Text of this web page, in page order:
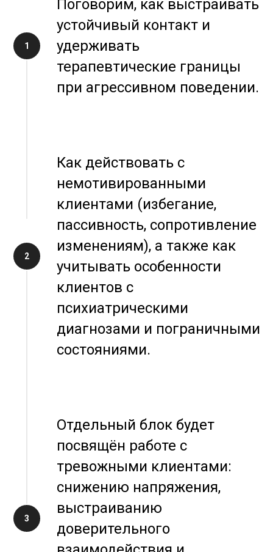
Поговорим, как выстраивать
устойчивый контакт и
удерживать
терапевтические границы
при агрессивном поведении.
Как действовать с
немотивированными
клиентами (избегание,
пассивность, сопротивление
изменениям), а также как
учитывать особенности
клиентов с
психиатрическими
диагнозами и пограничными
состояниями.
Отдельный блок будет
посвящён работе с
тревожными клиентами:
снижению напряжения,
выстраиванию
доверительного